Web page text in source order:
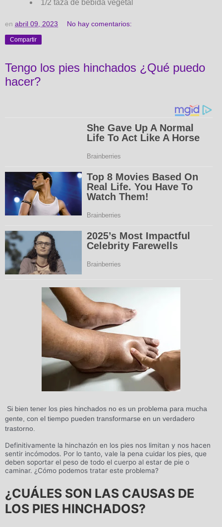
1/2 taza de bebida vegetal
en abril 09, 2023 No hay comentarios:
Compartir
Tengo los pies hinchados ¿Qué puedo
hacer?
Si bien tener los pies hinchados no es un problema para mucha
gente, con el tiempo pueden transformarse en un verdadero
trastorno.
Definitivamente la hinchazón en los pies nos limitan y nos hacen
sentir incómodos. Por lo tanto, vale la pena cuidar los pies, que
deben soportar el peso de todo el cuerpo al estar de pie o
caminar. ¿Cómo podemos tratar este problema?
¿CUÁLES SON LAS CAUSAS DE
LOS PIES HINCHADOS?